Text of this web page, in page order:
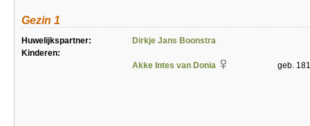
Gezin 1
Huwelijkspartner:
Dirkje Jans Boonstra
Kinderen:
Akke Intes van Donia
geb.